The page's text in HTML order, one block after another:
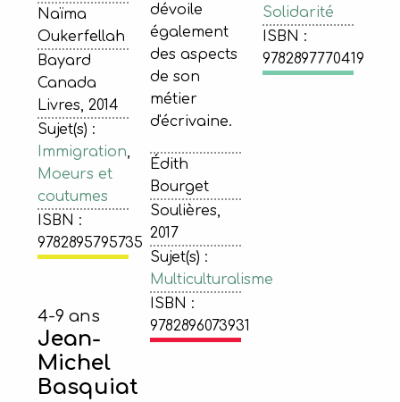
Naïma
Oukerfellah
Bayard
Canada
Livres, 2014
Sujet(s) :
Immigration,
Moeurs et
coutumes
ISBN :
9782895795735
dévoile
également
des aspects
de son
métier
d'écrivaine.
Édith
Bourget
Soulières,
2017
Sujet(s) :
Multiculturalisme
ISBN :
9782896073931
Solidarité
ISBN :
9782897770419
4-9 ans
Jean-
Michel
Basquiat